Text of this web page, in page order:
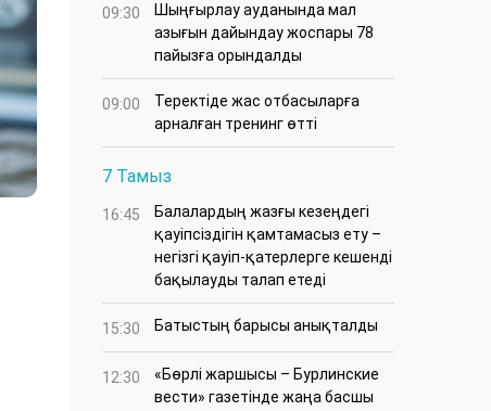
09:30
​Шыңғырлау ауданында мал
азығын дайындау жоспары 78
пайызға орындалды
09:00
​Теректіде жас отбасыларға
арналған тренинг өтті
7 Тамыз
16:45
Балалардың жазғы кезеңдегі
қауіпсіздігін қамтамасыз ету –
негізгі қауіп-қатерлерге кешенді
бақылауды талап етеді
15:30 Батыстың барысы анықталды
12:30
«Бөрлі жаршысы – Бурлинские
вести» газетінде жаңа басшы